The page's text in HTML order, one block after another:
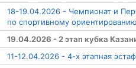
18-19.04.2026 - Чемпионат и
по спортивному ориентированию
19.04.2026 - 2 этап кубка
11-12.04.2026 - 4-х этапная